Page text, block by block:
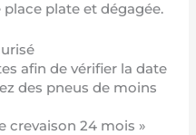
plate et dégagée.
afin de vérifier la date
des pneus de moins
crevaison 24 mois »